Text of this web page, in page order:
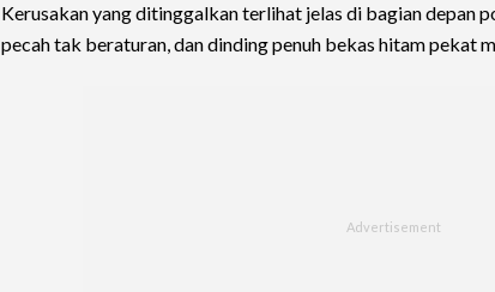
Kerusakan yang ditinggalkan terlihat jelas di bagian depan
pecah tak beraturan, dan dinding penuh bekas hitam pekat